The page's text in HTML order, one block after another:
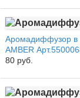
Аромадиффузор в
AMBER
80 руб.